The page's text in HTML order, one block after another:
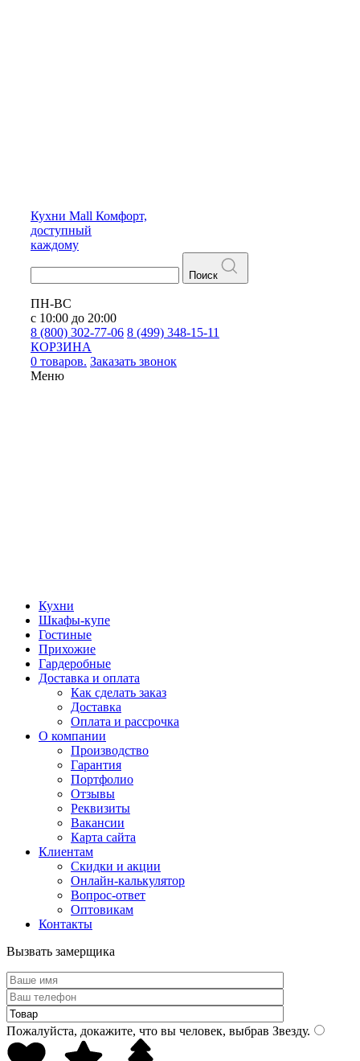
Кухни Mall Комфорт,
доступный
каждому
Поиск
ПН-ВС
с 10:00 до 20:00
8 (800) 302-77-06 8 (499) 348-15-11
КОРЗИНА
0 товаров. Заказать звонок
Меню
Кухни
Шкафы-купе
Гостиные
Прихожие
Гардеробные
Доставка и оплата
Как сделать заказ
Доставка
Оплата и рассрочка
О компании
Производство
Гарантия
Портфолио
Отзывы
Реквизиты
Вакансии
Карта сайта
Клиентам
Скидки и акции
Онлайн-калькулятор
Вопрос-ответ
Оптовикам
Контакты
Вызвать замерщика
Пожалуйста, докажите, что вы человек, выбрав Звезду.